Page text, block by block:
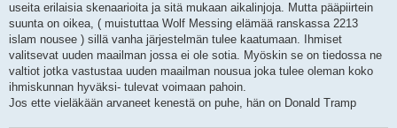
useita erilaisia skenaarioita ja sitä mukaan aikalinjoja. Mutta pääpiirtein
suunta on oikea, ( muistuttaa Wolf Messing elämää ranskassa 2213
islam nousee ) sillä vanha järjestelmän tulee kaatumaan. Ihmiset
valitsevat uuden maailman jossa ei ole sotia. Myöskin se on tiedossa ne
valtiot jotka vastustaa uuden maailman nousua joka tulee oleman koko
ihmiskunnan hyväksi- tulevat voimaan pahoin.
Jos ette vieläkään arvaneet kenestä on puhe, hän on Donald Tramp